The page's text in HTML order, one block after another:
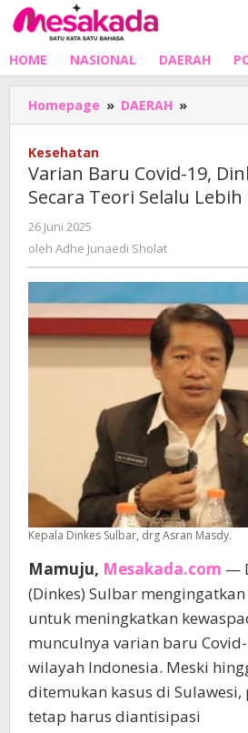
Lewati
ke
HOME NASIONAL DAERAH
Homepage » DAERAH »
Baru
Dinkes
Sulbar:
Kesehatan
Varian Baru Covid-19,
Secara Teori Selalu Lebih
26 Juni 2025
Adhe
oleh Adhe Junaedi Sholat
Kepala Dinkes Sulbar, drg Asran Masdy.
Mamuju, Mesakada.com —
(Dinkes) Sulbar
untuk meningkatkan
munculnya varian baru
wilayah Indonesia. Meski
ditemukan kasus di
tetap harus diantisipasi